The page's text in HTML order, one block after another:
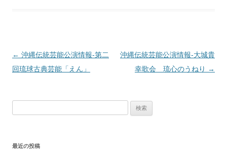
投
稿
← 沖縄伝統芸能公演情報‐第二
回琉球古典芸能「えん」
沖縄伝統芸能公演情報‐大城貴
幸歌会 琉心のうねり →
最近の投稿